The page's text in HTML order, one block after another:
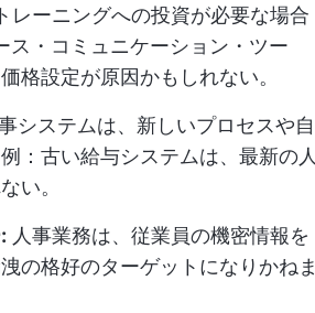
レーニングへの投資が必要な場合
・コミュニケーション・ツー
格設定が原因かもしれない。
システムは、新しいプロセスや自
：古い給与システムは、最新の人
い。
人事業務は、従業員の機密情報を
の格好のターゲットになりかねま